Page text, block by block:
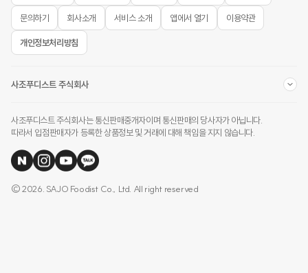
문의하기 회사소개 서비스 소개 앱에서 열기 이용약관
개인정보처리방침
사조푸디스트 주식회사
사조푸디스트 주식회사는 통신판매중개자이며 통신판매의 당사자가 아닙니다.
따라서 입점판매자가 등록한 상품정보 및 거래에 대해 책임을 지지 않습니다.
© 2026. SAJO Foodist Co., Ltd. All right reserved